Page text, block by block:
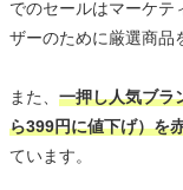
でのセールはマーケテ
ザーのために厳選商品
また、 一押し人気ブラ
ら399円に値下げ）を
ています。